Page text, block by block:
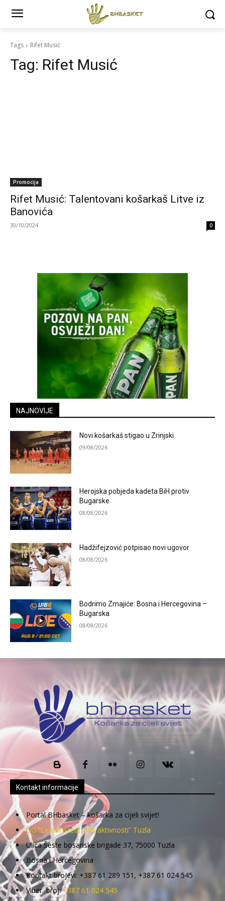
Tags Rifet Musić
Tag: Rifet Musić
Promocija
Rifet Musić: Talentovani košarkaš Litve iz
Banovića
30/10/2024 0
NAJNOVIJE
Novi košarkaš stigao u Zrinjski
09/08/2026
Herojska pobjeda kadeta BiH protiv
Bugarske
08/08/2026
Hadžifejzović potpisao novi ugovor
08/08/2026
Bodrimo Zmajiće: Bosna i Hercegovina –
Bugarska
08/08/2026
Kontakt informacije
Portal BHbasket – košarka za cijeli svijet!
UG “Centar kreativnih aktivnosti” Tuzla
Ulica Šeste bosanske brigade 37, 75000 Tuzla
Bosna i Hercegovina
Kontakt brojevi: +387 61 289 151, +387 61 024 545
Viber broj:+387 61 024 545